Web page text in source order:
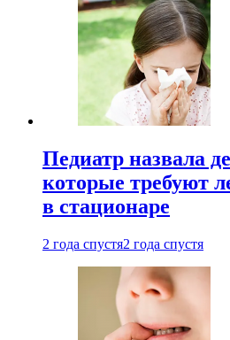
Педиатр назвала
которые требуют
в стационаре
2 года спустя2 года спустя